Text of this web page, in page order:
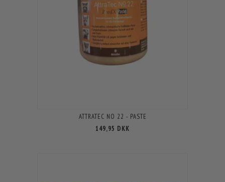
ATTRATEC NO 22 - PASTE
149,95 DKK